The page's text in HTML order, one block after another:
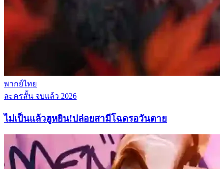
พากย์ไทย
ละครสั้น จบแล้ว 2026
ไม่เป็นแล้วฮูหยิน!ปล่อยสามีโฉดรอวันตาย